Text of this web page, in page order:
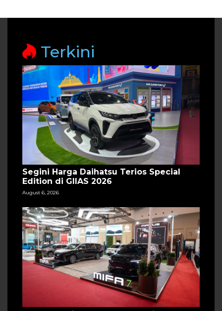
Terkini
Segini Harga Daihatsu Terios Special
Edition di GIIAS 2026
August 6, 2026